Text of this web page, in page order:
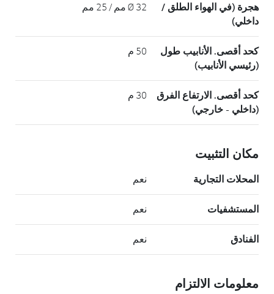
هجرة (في الهواء الطلق /
داخلي)
Ø 32 مم / 25 مم
كحد أقصى. الأنابيب طول
(رئيسي الأنابيب)
50 م
كحد أقصى. الارتفاع الفرق
(داخلي - خارجي)
30 م
مكان التثبيت
المحلات التجارية نعم
المستشفيات نعم
الفنادق نعم
معلومات الالتزام